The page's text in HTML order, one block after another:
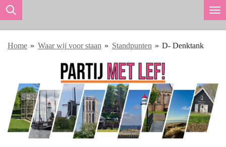
Ga
de
Home » Waar wij voor staan » Standpunten » D- Denktank